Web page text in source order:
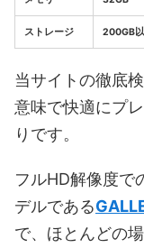
ストレージ 200GB
当サイトの徹底
意味で快適にプ
りです。
フルHD解像度で
デルである
で、ほとんどの